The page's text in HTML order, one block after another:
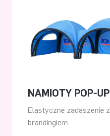
NAMIOTY POP-UP
Elastyczne zadaszenie z
brandingiem